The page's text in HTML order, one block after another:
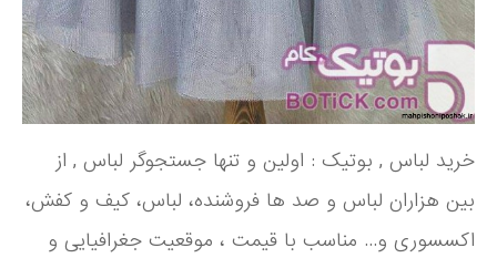
خرید لباس , بوتیک : اولین و تنها جستجوگر لباس , از
بین هزاران لباس و صد ها فروشنده، لباس، کیف و کفش،
اکسسوری و... مناسب با قیمت ، موقعیت جغرافیایی و